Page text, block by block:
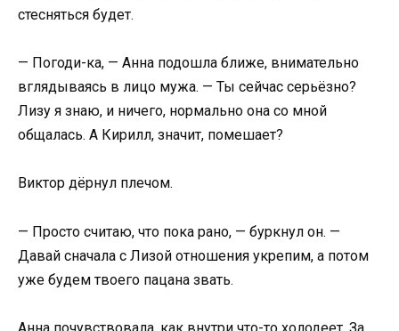
стесняться будет.
— Погоди-ка, — Анна подошла ближе, внимательно
вглядываясь в лицо мужа. — Ты сейчас серьёзно?
Лизу я знаю, и ничего, нормально она со мной
общалась. А Кирилл, значит, помешает?
Виктор дёрнул плечом.
— Просто считаю, что пока рано, — буркнул он. —
Давай сначала с Лизой отношения укрепим, а потом
уже будем твоего пацана звать.